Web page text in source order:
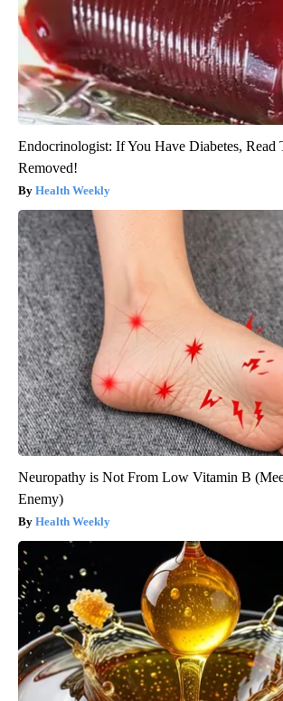
Endocrinologist: If You Have Diabetes, Read
Removed!
Health Weekly
Neuropathy is Not From Low Vitamin B
Enemy)
Health Weekly